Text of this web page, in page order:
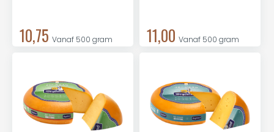
10,75 Vanaf 500 gram 11,00 Vanaf 500 gram